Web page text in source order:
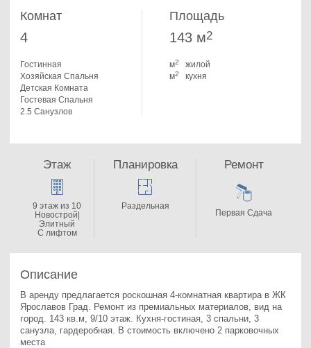
Комнат
4
Гостинная
Хозяйская Спальня
Детская Комната
Гостевая Спальня
2.5 Санузлов
Площадь
143 м2
м2
жилой
м2 кухня
Описание
В аренду предлагается роскошная 4-комнатная квартира в ЖК
Ярославов Град. Ремонт из премиальных материалов, вид на
город. 143 кв.м, 9/10 этаж. Кухня-гостиная, 3 спальни, 3
санузла, гардеробная. В стоимость включено 2 парковочных
места
Этаж
9 этаж из 10
Новострой|
Элитный
С лифтом
Планировка
Раздельная
Ремонт
Первая Сдача